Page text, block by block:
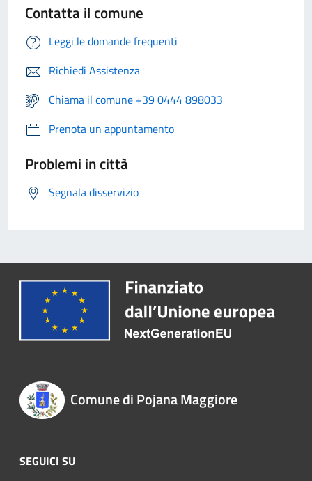
Contatta il comune
Leggi le domande frequenti
Richiedi Assistenza
Chiama il comune +39 0444 898033
Prenota un appuntamento
Problemi in città
Segnala disservizio
Comune di Pojana Maggiore
SEGUICI SU